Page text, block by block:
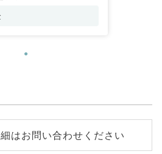
はお問い合わせください